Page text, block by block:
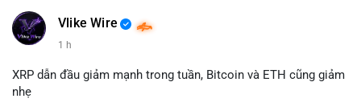
Vlike Wire
1 h
XRP dẫn đầu giảm mạnh trong tuần, Bitcoin và ETH cũng giảm
nhẹ